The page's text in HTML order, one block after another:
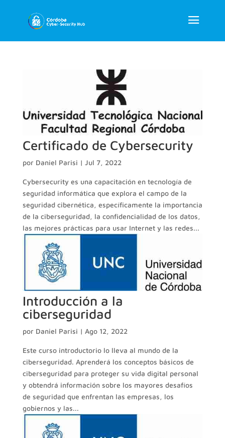
Certificado de Cybersecurity
por Daniel Parisi | Jul 7, 2022
Cybersecurity es una capacitación en tecnología de
seguridad informática que explora el campo de la
seguridad cibernética, específicamente la importancia
de la ciberseguridad, la confidencialidad de los datos,
las mejores prácticas para usar Internet y las redes...
Introducción a la
ciberseguridad
por Daniel Parisi | Ago 12, 2022
Este curso introductorio lo lleva al mundo de la
ciberseguridad. Aprenderá los conceptos básicos de
ciberseguridad para proteger su vida digital personal
y obtendrá información sobre los mayores desafíos
de seguridad que enfrentan las empresas, los
gobiernos y las...